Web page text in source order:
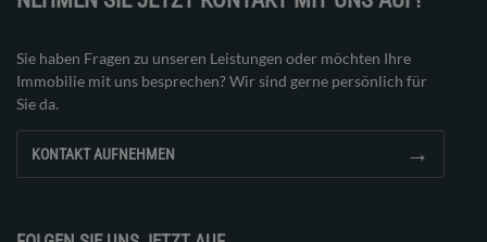
Sie haben Fragen zu unseren Leistungen oder möchten Ihre
Immobilie mit uns besprechen? Wir sind gerne persönlich für
Sie da.
KONTAKT AUFNEHMEN →